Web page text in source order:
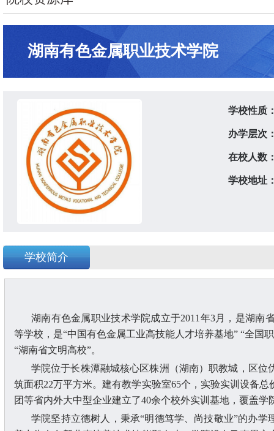
湖南有色金属职业技术学院
学校性质
办学层次
在校人数
学校地址
学校简介
湖南有色金属职业技术学院成立于2011年3月，是湖南
等学校，是“中国有色金属工业高技能人才培养基地” “全国
“湖南省文明高校”。
学院位于长株潭融城核心区株洲（湖南）职教城，区位
筑面积22万平方米。建有教学实验室65个，实验实训设备
团等省内外大中型企业建立了40余个校外实训基地，覆盖
学院坚持立德树人，秉承“明德笃学、尚技敬业”的办学